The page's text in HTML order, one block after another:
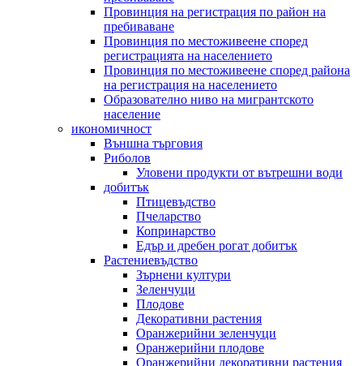
Провинция на регистрация по район на
пребиваване
Провинция по местоживеене според
регистрацията на населението
Провинция по местоживеене според района
на регистрация на населението
Образователно ниво на мигрантското
население
икономичност
Външна търговия
Риболов
Уловени продукти от вътрешни води
добитък
Птицевъдство
Пчеларство
Копринарство
Едър и дребен рогат добитък
Растениевъдство
Зърнени култури
Зеленчуци
Плодове
Декоративни растения
Оранжерийни зеленчуци
Оранжерийни плодове
Оранжерийни декоративни растения